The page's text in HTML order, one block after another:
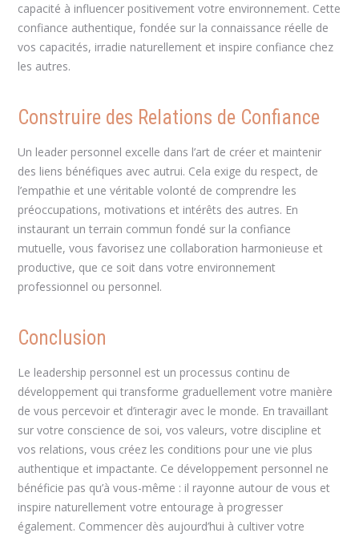
capacité à influencer positivement votre environnement. Cette
confiance authentique, fondée sur la connaissance réelle de
vos capacités, irradie naturellement et inspire confiance chez
les autres.
Construire des Relations de Confiance
Un leader personnel excelle dans l’art de créer et maintenir
des liens bénéfiques avec autrui. Cela exige du respect, de
l’empathie et une véritable volonté de comprendre les
préoccupations, motivations et intérêts des autres. En
instaurant un terrain commun fondé sur la confiance
mutuelle, vous favorisez une collaboration harmonieuse et
productive, que ce soit dans votre environnement
professionnel ou personnel.
Conclusion
Le leadership personnel est un processus continu de
développement qui transforme graduellement votre manière
de vous percevoir et d’interagir avec le monde. En travaillant
sur votre conscience de soi, vos valeurs, votre discipline et
vos relations, vous créez les conditions pour une vie plus
authentique et impactante. Ce développement personnel ne
bénéficie pas qu’à vous-même : il rayonne autour de vous et
inspire naturellement votre entourage à progresser
également. Commencer dès aujourd’hui à cultiver votre